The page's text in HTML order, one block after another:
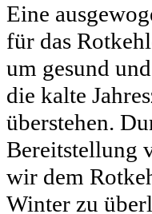
Eine
für das
um gesund
die kalte
überstehen.
Bereitstellung
wir dem
Winter zu